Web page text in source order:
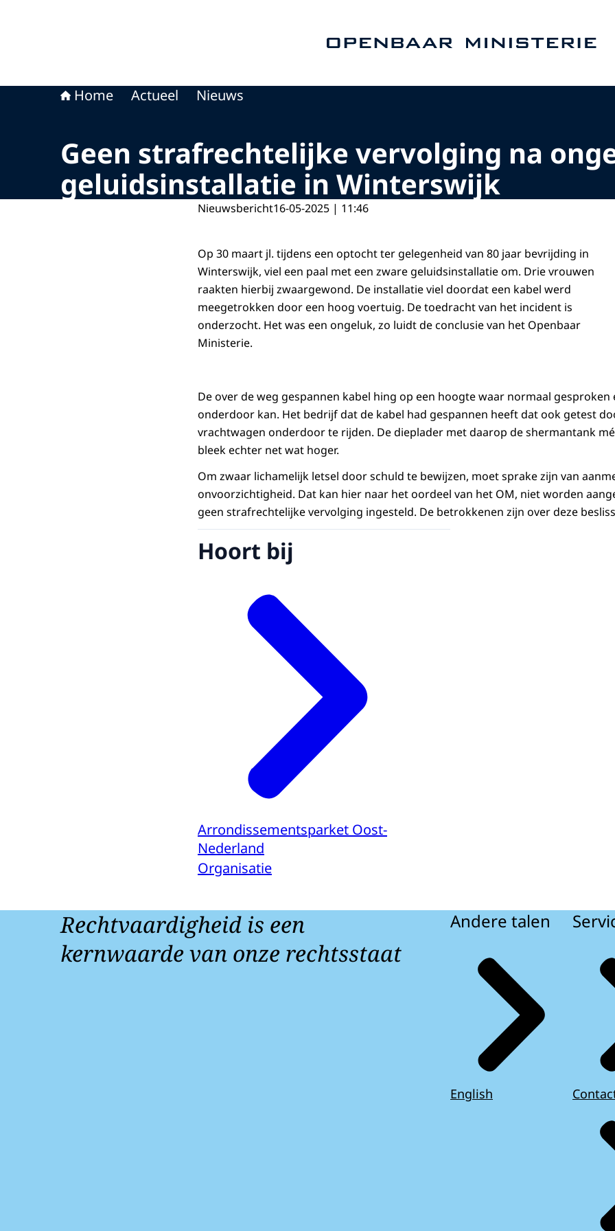
Home Actueel Nieuws
Geen strafrechtelijke vervolging na
geluidsinstallatie in Winterswijk
Nieuwsbericht16-05-2025 | 11:46
Op 30 maart jl. tijdens een optocht ter gelegenheid van 80 jaar bevrijding in
Winterswijk, viel een paal met een zware geluidsinstallatie om. Drie vrouwen
raakten hierbij zwaargewond. De installatie viel doordat een kabel werd
meegetrokken door een hoog voertuig. De toedracht van het incident is
onderzocht. Het was een ongeluk, zo luidt de conclusie van het Openbaar
Ministerie.
De over de weg gespannen kabel hing op een hoogte waar normaal gesproken
onderdoor kan. Het bedrijf dat de kabel had gespannen heeft dat ook getest
vrachtwagen onderdoor te rijden. De dieplader met daarop de shermantank
bleek echter net wat hoger.
Om zwaar lichamelijk letsel door schuld te bewijzen, moet sprake zijn van
onvoorzichtigheid. Dat kan hier naar het oordeel van het OM, niet worden
geen strafrechtelijke vervolging ingesteld. De betrokkenen zijn over deze
Hoort bij
Arrondissementsparket Oost-
Nederland
Organisatie
Rechtvaardigheid is een
kernwaarde van onze rechtsstaat
Andere talen
English